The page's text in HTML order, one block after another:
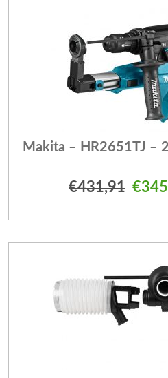
Makita – HR2651TJ –
€431,91 €